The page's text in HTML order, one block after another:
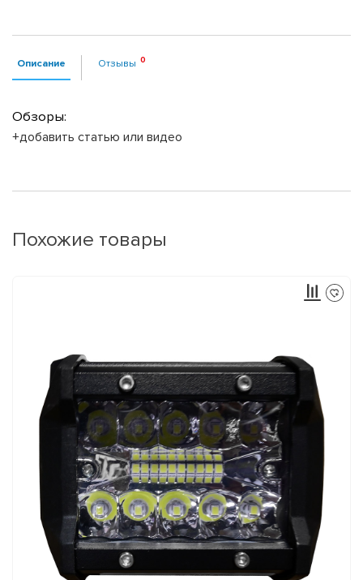
Описание Отзывы
Обзоры:
+добавить статью или видео
Похожие товары